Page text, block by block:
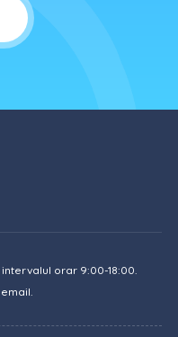
orar 9:00-18:00.